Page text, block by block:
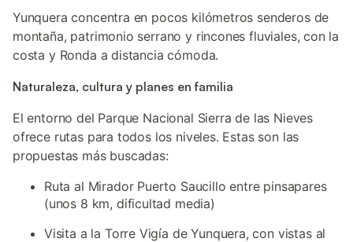
Yunquera concentra en pocos kilómetros senderos de
montaña, patrimonio serrano y rincones fluviales, con la
costa y Ronda a distancia cómoda.
Naturaleza, cultura y planes en familia
El entorno del Parque Nacional Sierra de las Nieves
ofrece rutas para todos los niveles. Estas son las
propuestas más buscadas:
Ruta al Mirador Puerto Saucillo entre pinsapares
(unos 8 km, dificultad media)
Visita a la Torre Vigía de Yunquera, con vistas al